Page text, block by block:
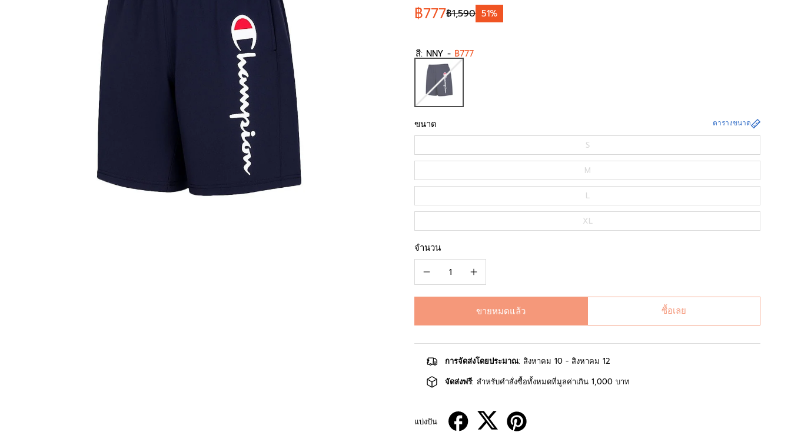
฿777฿1,590 51%
สี: NNY - ฿777
ขนาด ตารางขนาด
S
M
L
XL
จำนวน
ขายหมดแล้ว ซื้อเลย
การจัดส่งโดยประมาณ: สิงหาคม 10 - สิงหาคม 12
จัดส่งฟรี: สำหรับคำสั่งซื้อทั้งหมดที่มูลค่าเกิน 1,000 บาท
แบ่งปัน